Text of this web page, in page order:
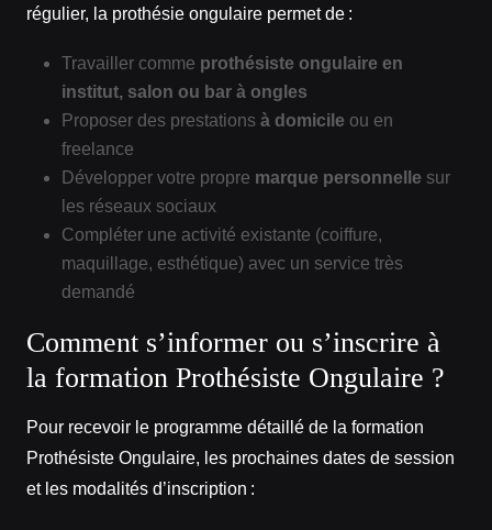
régulier, la prothésie ongulaire permet de :
Travailler comme prothésiste ongulaire en
institut, salon ou bar à ongles
Proposer des prestations à domicile ou en
freelance
Développer votre propre marque personnelle sur
les réseaux sociaux
Compléter une activité existante (coiffure,
maquillage, esthétique) avec un service très
demandé
Comment s’informer ou s’inscrire à
la formation Prothésiste Ongulaire ?
Pour recevoir le programme détaillé de la formation
Prothésiste Ongulaire, les prochaines dates de session
et les modalités d’inscription :